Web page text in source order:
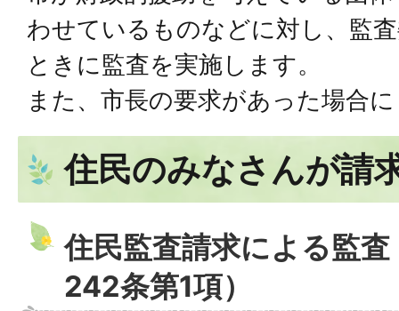
わせているものなどに対し、監
ときに監査を実施します。
また、市長の要求があった場合
住民のみなさんが請
住民監査請求による監
242条第1項）